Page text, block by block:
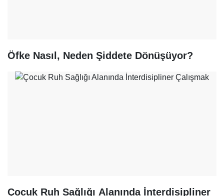
Öfke Nasıl, Neden Şiddete Dönüşüyor?
Çocuk Ruh Sağlığı Alanında İnterdisipliner